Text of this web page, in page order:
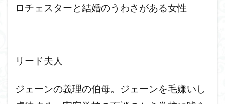
ロチェスターと結婚のうわさがある女性
リード夫人
ジェーンの義理の伯母。ジェーンを毛嫌いし